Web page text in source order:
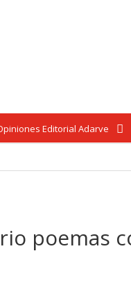
Editorial Adarve
poemas